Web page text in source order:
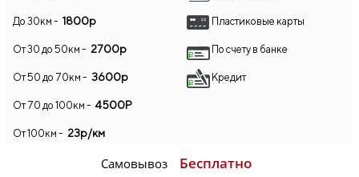
До 30км - 1800р
От 30 до 50км - 2700р
От 50 до 70км - 3600р
От 70 до 100км - 4500Р
От 100км - 23р/км
Самовывоз Бесплатно
Пластиковые карты
По счету в банке
Кредит